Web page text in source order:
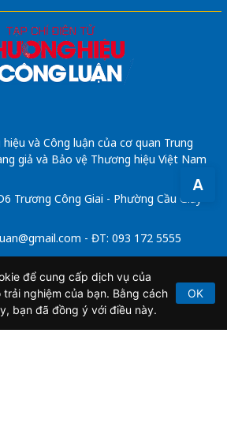
A
và Công luận của cơ quan Trung
giả và Bảo vệ Thương hiệu Việt Nam
Trương Công Giai - Phường Cầu Giấy -
- ĐT: 093 172 5555
chí điện tử số 64/GP-BTTTT do Bộ
cấp ngày 21/2/2020.
để cung cấp dịch vụ của
nghiệm của bạn. Bằng cách
bạn đã đồng ý với điều này.
OK